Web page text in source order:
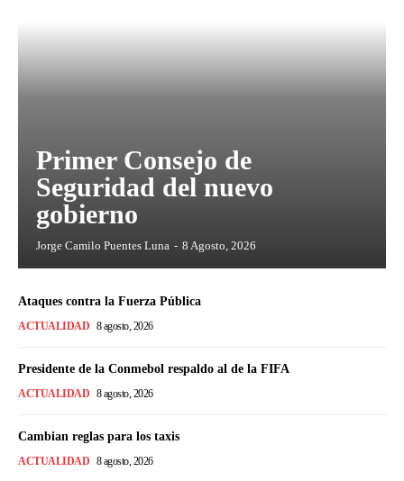
Primer Consejo de
Seguridad del nuevo
gobierno
Jorge Camilo Puentes Luna - 8 Agosto, 2026
Ataques contra la Fuerza Pública
ACTUALIDAD 8 agosto, 2026
Presidente de la Conmebol respaldo al de la FIFA
ACTUALIDAD 8 agosto, 2026
Cambian reglas para los taxis
ACTUALIDAD 8 agosto, 2026